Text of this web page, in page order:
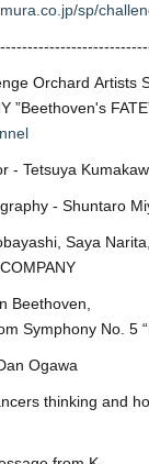
sp/
Orchard Artists
”Beethoven's
- Tetsuya
- Shuntaro
Saya
Beethoven,
Symphony No. 5
Ogawa
thinking and